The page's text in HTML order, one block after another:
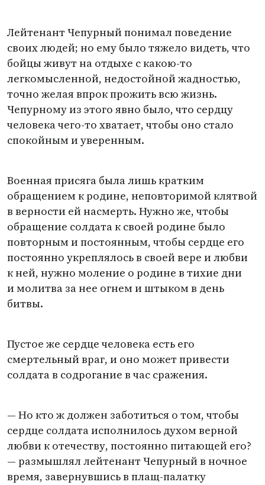
Лейтенант Чепурный понимал поведение
своих людей; но ему было тяжело видеть, что
бойцы живут на отдыхе с какою-то
легкомысленной, недостойной жадностью,
точно желая впрок прожить всю жизнь.
Чепурному из этого явно было, что сердцу
человека чего-то хватает, чтобы оно стало
спокойным и уверенным.
Военная присяга была лишь кратким
обращением к родине, неповторимой клятвой
в верности ей насмерть. Нужно же, чтобы
обращение солдата к своей родине было
повторным и постоянным, чтобы сердце его
постоянно укреплялось в своей вере и любви
к ней, нужно моление о родине в тихие дни
и молитва за нее огнем и штыком в день
битвы.
Пустое же сердце человека есть его
смертельный враг, и оно может привести
солдата в содрогание в час сражения.
— Но кто ж должен заботиться о том, чтобы
сердце солдата исполнилось духом верной
любви к отечеству, постоянно питающей его?
— размышлял лейтенант Чепурный в ночное
время, завернувшись в плащ-палатку